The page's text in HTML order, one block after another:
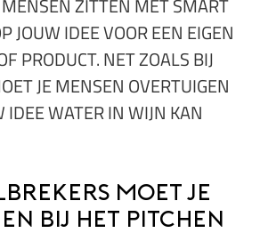
MENSEN ZITTEN MET SMART
JOUW IDEE VOOR EEN EIGEN
PRODUCT. NET ZOALS BIJ
JE MENSEN OVERTUIGEN
WATER IN WIJN KAN
moet je
bij het pitchen